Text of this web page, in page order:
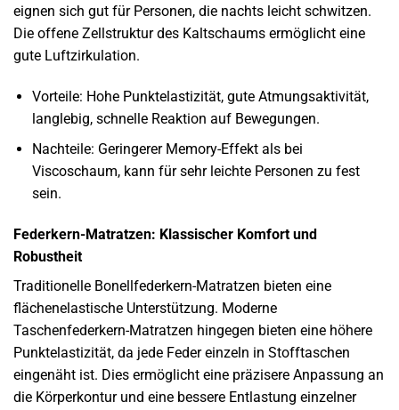
eignen sich gut für Personen, die nachts leicht schwitzen.
Die offene Zellstruktur des Kaltschaums ermöglicht eine
gute Luftzirkulation.
Vorteile: Hohe Punktelastizität, gute Atmungsaktivität,
langlebig, schnelle Reaktion auf Bewegungen.
Nachteile: Geringerer Memory-Effekt als bei
Viscoschaum, kann für sehr leichte Personen zu fest
sein.
Federkern-Matratzen: Klassischer Komfort und
Robustheit
Traditionelle Bonellfederkern-Matratzen bieten eine
flächenelastische Unterstützung. Moderne
Taschenfederkern-Matratzen hingegen bieten eine höhere
Punktelastizität, da jede Feder einzeln in Stofftaschen
eingenäht ist. Dies ermöglicht eine präzisere Anpassung an
die Körperkontur und eine bessere Entlastung einzelner